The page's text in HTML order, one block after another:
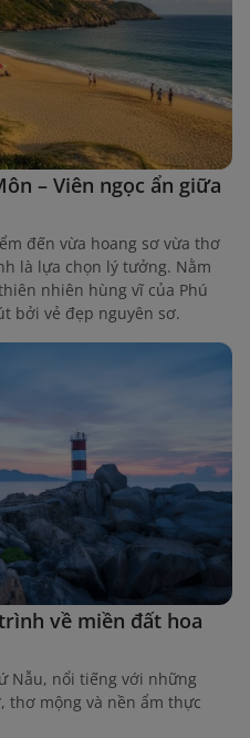
– Viên ngọc ẩn giữa
đến vừa hoang sơ vừa thơ
là lựa chọn lý tưởng. Nằm
nhiên hùng vĩ của Phú
bởi vẻ đẹp nguyên sơ.
về miền đất hoa
Nẫu, nổi tiếng với những
thơ mộng và nền ẩm thực